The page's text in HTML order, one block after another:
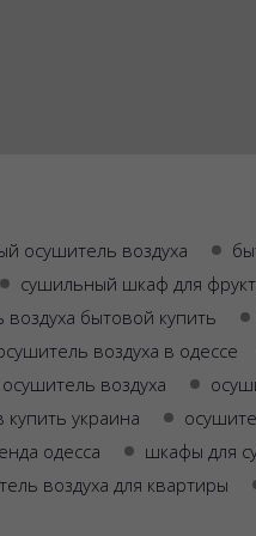
осушитель воздуха
сушильный шкаф для
воздуха бытовой купить
воздуха в одессе
воздуха
украина
одесса шкафы для
воздуха для квартиры